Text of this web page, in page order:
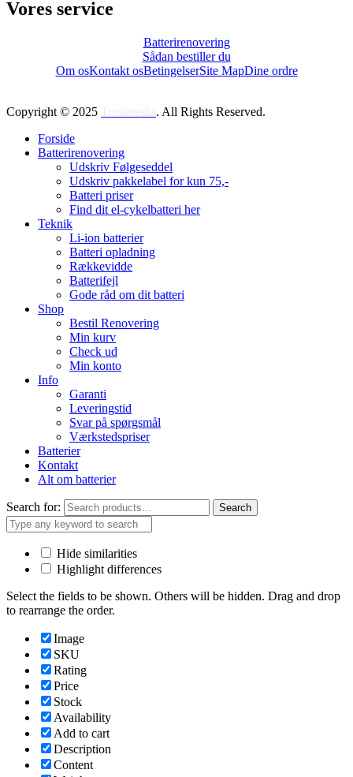
Vores service
Batterirenovering
Sådan bestiller du
Om osKontakt osBetingelserSite MapDine ordre
Copyright © 2025
. All Rights Reserved.
Forside
Batterirenovering
Udskriv Følgeseddel
Udskriv pakkelabel for kun 75,-
Batteri priser
Find dit el-cykelbatteri her
Teknik
Li-ion batterier
Batteri opladning
Rækkevidde
Batterifejl
Gode råd om dit batteri
Shop
Bestil Renovering
Min kurv
Check ud
Min konto
Info
Garanti
Leveringstid
Svar på spørgsmål
Værkstedspriser
Batterier
Kontakt
Alt om batterier
Search for: Search
Hide similarities
Highlight differences
Select the fields to be shown. Others will be hidden. Drag and drop
to rearrange the order.
Image
SKU
Rating
Price
Stock
Availability
Add to cart
Description
Content